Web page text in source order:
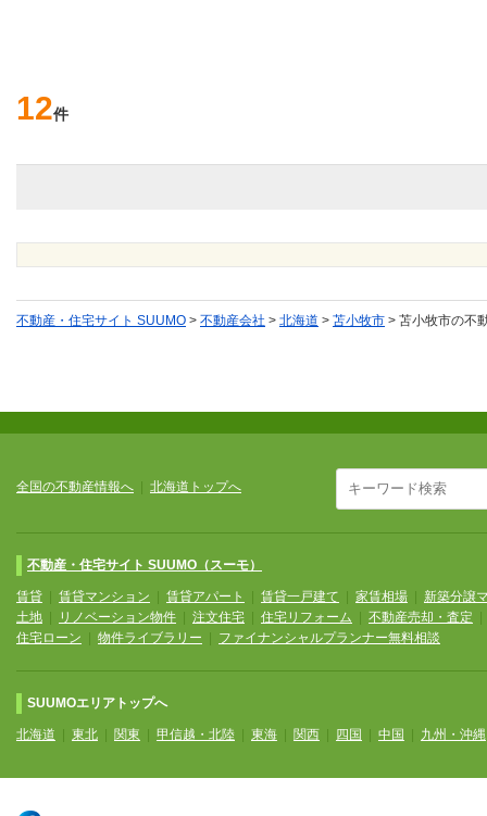
12件
不動産・住宅サイト SUUMO > 不動産会社 > 北海道 > 苫小牧市 > 苫小牧市の不
全国の不動産情報へ 北海道トップへ
不動産・住宅サイト SUUMO（スーモ）
賃貸 賃貸マンション 賃貸アパート 賃貸一戸建て 家賃相場
新築分譲
土地
リノベーション物件 注文住宅 住宅リフォーム 不動産売却・査定
住宅ローン
物件ライブラリー ファイナンシャルプランナー無料相談
SUUMOエリアトップへ
北海道 東北 関東 甲信越・北陸 東海 関西 四国 中国 九州・沖縄